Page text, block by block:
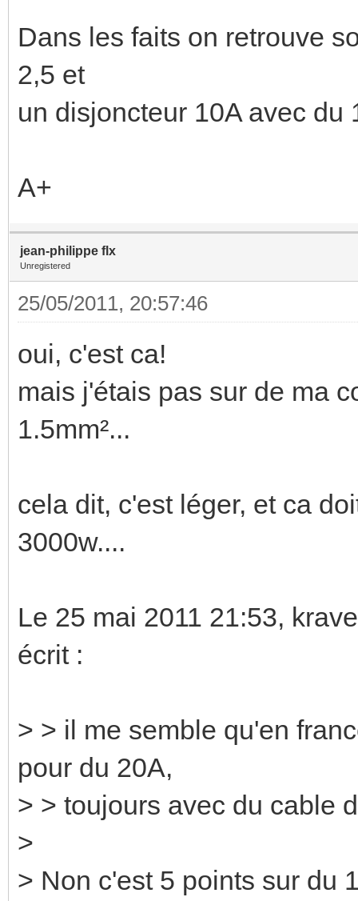
Dans les faits on retrouve
2,5 et
un disjoncteur 10A avec du
A+
jean-philippe flx
Unregistered
25/05/2011, 20:57:46
oui, c'est ca!
mais j'étais pas sur de ma
1.5mm²...
cela dit, c'est léger, et ca
3000w....
Le 25 mai 2011 21:53,
écrit :
> > il me semble qu'en
pour du 20A,
> > toujours avec du cable
>
> Non c'est 5 points sur du